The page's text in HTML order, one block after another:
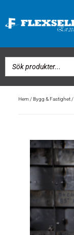
Hem/Bygg & Fastighet/